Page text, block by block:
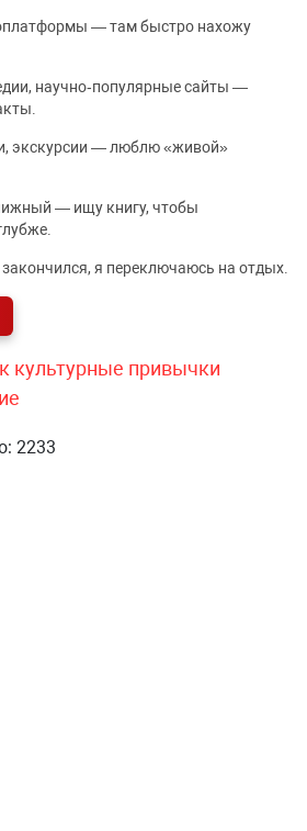
— там быстро нахожу
научно‑популярные сайты —
экскурсии — люблю «живой»
— ищу книгу, чтобы
я переключаюсь на отдых.
культурные привычки
2233